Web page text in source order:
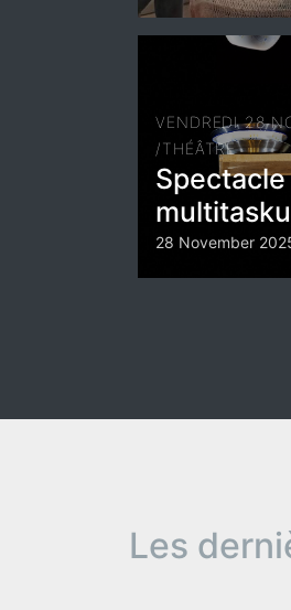
VENDREDI 28
/THÉÂTRE
28 November
Les